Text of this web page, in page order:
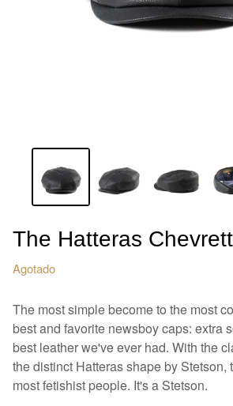
The Hatteras
Agotado
The most simple become to the most
best and favorite newsboy caps: extra
best leather we've ever had. With the
the distinct Hatteras shape by Stetson,
most fetishist people. It's a Stetson.